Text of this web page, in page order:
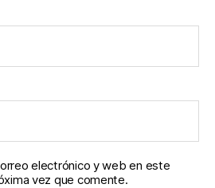
electrónico y web en este
vez que comente.